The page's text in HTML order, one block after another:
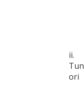
ii.
ori